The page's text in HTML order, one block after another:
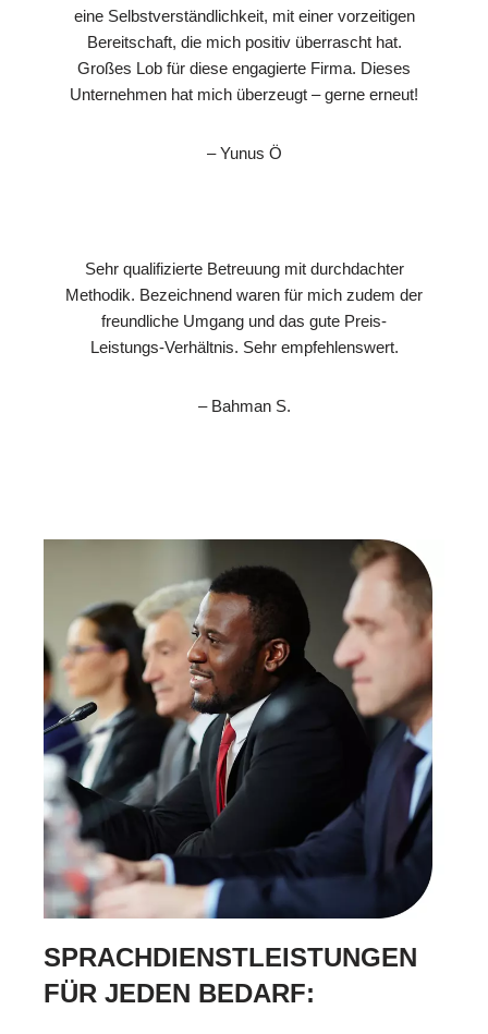
eine Selbstverständlichkeit, mit einer vorzeitigen
Bereitschaft, die mich positiv überrascht hat.
Großes Lob für diese engagierte Firma. Dieses
Unternehmen hat mich überzeugt – gerne erneut!
– Yunus Ö
Sehr qualifizierte Betreuung mit durchdachter
Methodik. Bezeichnend waren für mich zudem der
freundliche Umgang und das gute Preis-
Leistungs-Verhältnis. Sehr empfehlenswert.
– Bahman S.
SPRACHDIENSTLEISTUNGEN
FÜR JEDEN BEDARF: